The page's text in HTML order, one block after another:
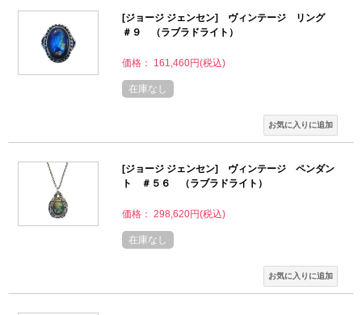
[ジョージ ジェンセン] ヴィンテージ リング
＃９ （ラブラドライト）
価格： 161,460円(税込)
在庫なし
[ジョージ ジェンセン] ヴィンテージ ペンダン
ト ＃５６ （ラブラドライト）
価格： 298,620円(税込)
在庫なし